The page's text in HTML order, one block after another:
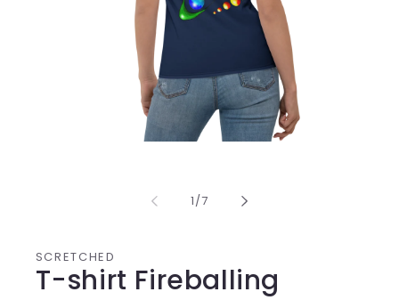
1/van
7
SCRETCHED
T-shirt Fireballing